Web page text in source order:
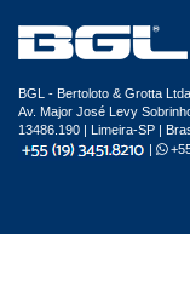
BGL - Bertoloto & Grotta
Av. Major José Levy
13486.190 | Limeira-SP |
|